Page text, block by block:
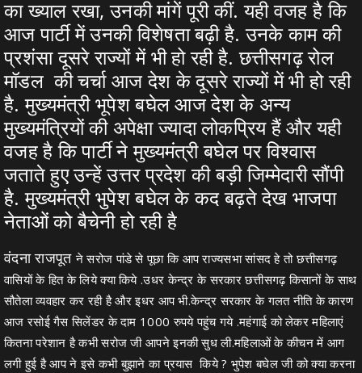
का ख्याल रखा, उनकी मांगें पूरी कीं. यही वजह है कि
आज पार्टी में उनकी विशेषता बढ़ी है. उनके काम की
प्रशंसा दूसरे राज्यों में भी हो रही है. छत्तीसगढ़ रोल
मॉडल की चर्चा आज देश के दूसरे राज्यों में भी हो रही
है. मुख्यमंत्री भूपेश बघेल आज देश के अन्य
मुख्यमंत्रियों की अपेक्षा ज्यादा लोकप्रिय हैं और यही
वजह है कि पार्टी ने मुख्यमंत्री बघेल पर विश्वास
जताते हुए उन्हें उत्तर प्रदेश की बड़ी जिम्मेदारी सौंपी
है. मुख्यमंत्री भुपेश बघेल के कद बढ़ते देख भाजपा
नेताओं को बैचेनी हो रही है
वंदना राजपूतने सरोज पांडे से पूछा कि आप राज्यसभा सांसद हे तो छत्तीसगढ़
वासियों के हित के लिये क्या किये .उधर केन्द्र के सरकार छत्तीसगढ़ किसानों के साथ
सौतेला व्यवहार कर रही है और इधर आप भी.केन्द्र सरकार के गलत नीति के कारण
आज रसोई गैस सिलेंडर के दाम 1000 रुपये पहुंच गये .महंगाई को लेकर महिलाएं
कितना परेशान है कभी सरोज जी आपने इनकी सुध ली.महिलाओं के कीचन में आग
लगी हुई है आप ने इसे कभी बुझाने का प्रयास किये ? भुपेश बघेल जी को क्या करना